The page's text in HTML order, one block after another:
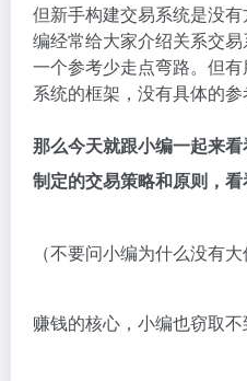
但新手构建交易系统是没
编经常给大家介绍关系交
一个参考少走点弯路。但
系统的框架，没有具体的参
那么今天就跟小编一起来
制定的交易策略和原则，看
（不要问小编为什么没有
赚钱的核心，小编也窃取不